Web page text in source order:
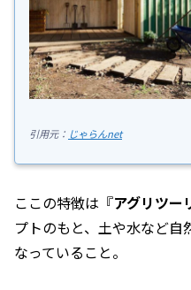
引用元： じゃらんnet
ここの特徴は『アグリツー
プトのもと、土や水など
なっていること。